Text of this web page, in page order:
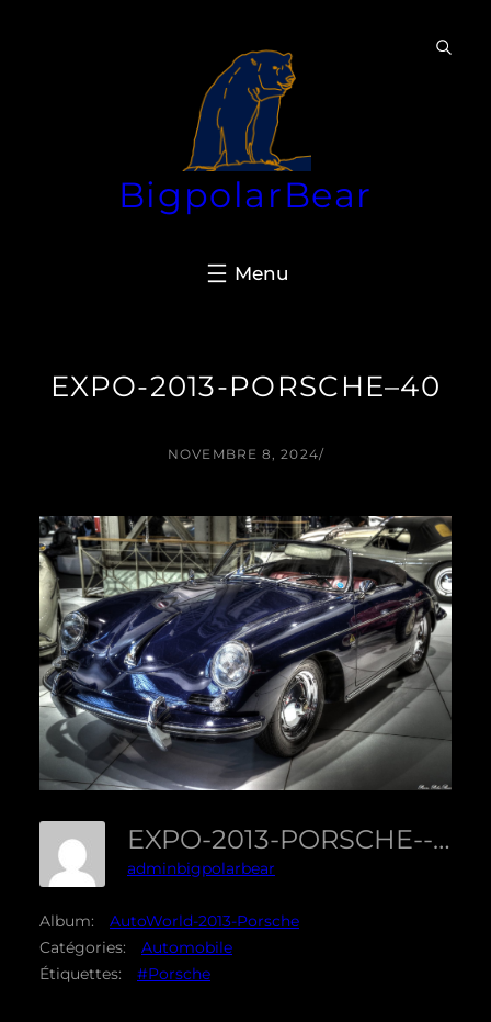
BigpolarBear
EXPO-2013-PORSCHE–40
NOVEMBRE 8, 2024/
EXPO-2013-PORSCHE--40
adminbigpolarbear
Album:
AutoWorld-2013-Porsche
Catégories:
Automobile
Étiquettes:
#Porsche